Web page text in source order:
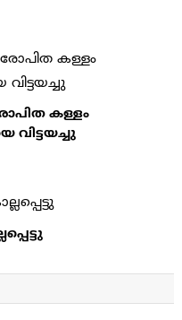
കള്ളം
വിട്ടയച്ചു